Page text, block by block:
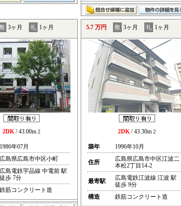
敷 3ヶ月 礼 1ヶ月
2DK/ 43.00m 2
1986年07月
広島県広島市中区小町
広島電鉄宇品線 中電前 駅
徒歩 7分
鉄筋コンクリート造
5.7 万円 敷 3ヶ月 礼 1ヶ月
2DK/ 43.30m 2
築年 1996年10月
住所
広島県広島市中区江波二
本松2丁目14-2
最寄駅
広島電鉄江波線 江波 駅
徒歩 9分
構造
鉄筋コンクリート造